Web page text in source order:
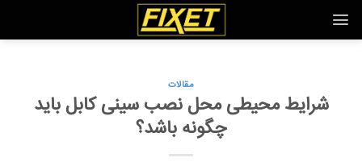
Skip
مقالات
شرایط محیطی محل نصب سینی کابل باید
چگونه باشد؟